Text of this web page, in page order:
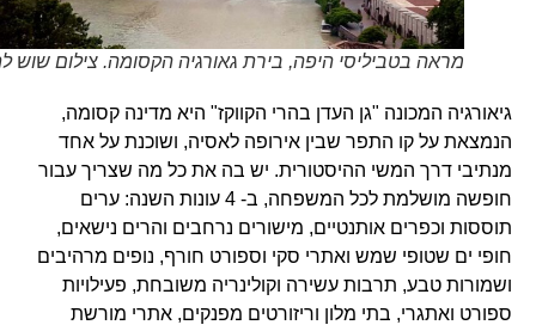
מראה בטביליסי היפה, בירת גאורגיה הקסומה. צילום שוש להב
גיאורגיה המכונה "גן העדן בהרי הקווקז" היא מדינה קסומה,
הנמצאת על קו התפר שבין אירופה לאסיה, ושוכנת על אחד
מנתיבי דרך המשי ההיסטורית. יש בה את כל מה שצריך עבור
חופשה מושלמת לכל המשפחה, ב- 4 עונות השנה: ערים
תוססות וכפרים אותנטיים, מישורים נרחבים והרים נישאים,
חופי ים שטופי שמש ואתרי סקי וספורט חורף, נופים מרהיבים
ושמורות טבע, תרבות עשירה וקולינריה משובחת, פעילויות
ספורט ואתגרי, בתי מלון וריזורטים מפנקים, אתרי מורשת